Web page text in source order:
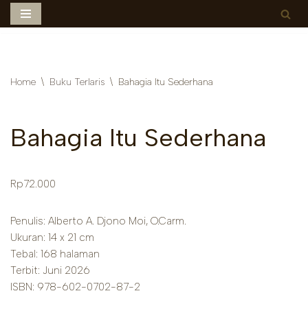
Home \ Buku Terlaris \ Bahagia Itu Sederhana
Bahagia Itu Sederhana
Rp72.000
Penulis: Alberto A. Djono Moi, O.Carm.
Ukuran: 14 x 21 cm
Tebal: 168 halaman
Terbit: Juni 2026
ISBN: 978-602-0702-87-2